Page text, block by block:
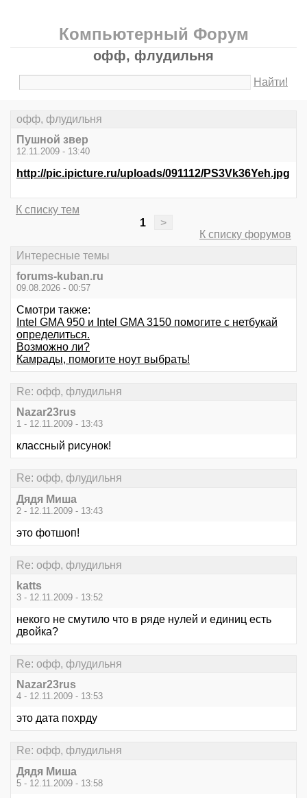
Компьютерный Форум
офф, флудильня
Найти!
офф, флудильня
Пушной звер
12.11.2009 - 13:40
http://pic.ipicture.ru/uploads/091112/PS3Vk36Yeh.jpg
К списку тем
1
>
К списку форумов
Интересные темы
forums-kuban.ru
09.08.2026 - 00:57
Смотри также:
Intel GMA 950 и Intel GMA 3150 помогите с нетбукай
определиться.
Возможно ли?
Камрады, помогите ноут выбрать!
Re: офф, флудильня
Nazar23rus
1 - 12.11.2009 - 13:43
классный рисунок!
Re: офф, флудильня
Дядя Миша
2 - 12.11.2009 - 13:43
это фотшоп!
Re: офф, флудильня
katts
3 - 12.11.2009 - 13:52
некого не смутило что в ряде нулей и единиц есть
двойка?
Re: офф, флудильня
Nazar23rus
4 - 12.11.2009 - 13:53
это дата похрду
Re: офф, флудильня
Дядя Миша
5 - 12.11.2009 - 13:58